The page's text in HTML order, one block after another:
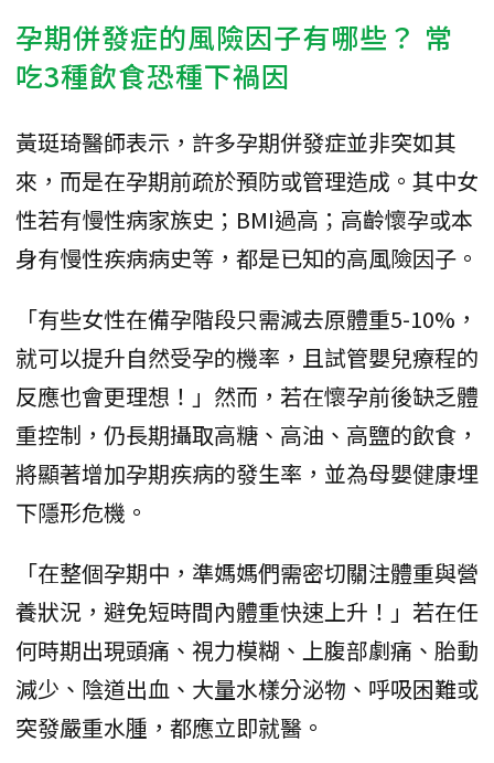
孕期併發症的風險因子有哪些？ 常
吃3種飲食恐種下禍因
黃珽琦醫師表示，許多孕期併發症並非突如其
來，而是在孕期前疏於預防或管理造成。其中女
性若有慢性病家族史；BMI過高；高齡懷孕或本
身有慢性疾病病史等，都是已知的高風險因子。
「有些女性在備孕階段只需減去原體重5-10%，
就可以提升自然受孕的機率，且試管嬰兒療程的
反應也會更理想！」然而，若在懷孕前後缺乏體
重控制，仍長期攝取高糖、高油、高鹽的飲食，
將顯著增加孕期疾病的發生率，並為母嬰健康埋
下隱形危機。
「在整個孕期中，準媽媽們需密切關注體重與營
養狀況，避免短時間內體重快速上升！」若在任
何時期出現頭痛、視力模糊、上腹部劇痛、胎動
減少、陰道出血、大量水樣分泌物、呼吸困難或
突發嚴重水腫，都應立即就醫。